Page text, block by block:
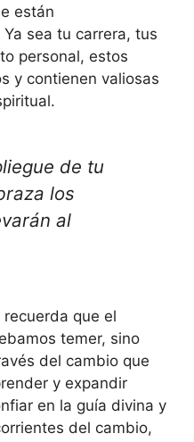
están
sea tu carrera, tus
personal, estos
y contienen valiosas
de tu
los
al
recuerda que el
temer, sino
del cambio que
y expandir
en la guía divina y
del cambio,